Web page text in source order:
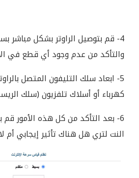
4- قم بتوصيل الراوتر بشكل مباشر
والتأكد من عدم وجود أي قطع في
5- ابعاد سلك التليفون المتصل
كهرباء أو أسلاك تلفزيون (سلك
6- بعد التأكد من كل هذه الأمور قم
النت لتري هل هناك تأثير إيجابي أم